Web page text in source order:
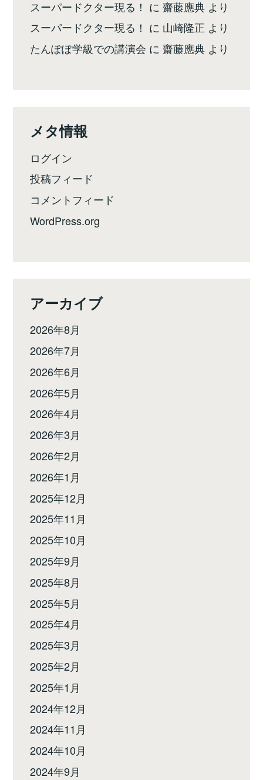
スーパードクター現る！ に齋藤應典 より
スーパードクター現る！ に 山崎隆正 より
たんぽぽ学級での講演会 に齋藤應典 より
メタ情報
ログイン
投稿フィード
コメントフィード
WordPress.org
アーカイブ
2026年8月
2026年7月
2026年6月
2026年5月
2026年4月
2026年3月
2026年2月
2026年1月
2025年12月
2025年11月
2025年10月
2025年9月
2025年8月
2025年5月
2025年4月
2025年3月
2025年2月
2025年1月
2024年12月
2024年11月
2024年10月
2024年9月